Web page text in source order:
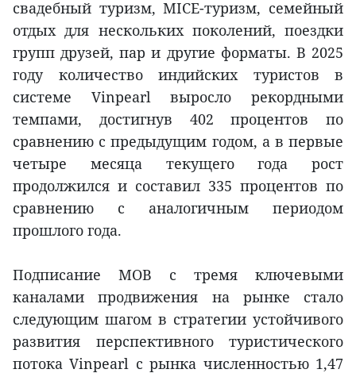
свадебный туризм, MICE-туризм, семейный
отдых для нескольких поколений, поездки
групп друзей, пар и другие форматы. В 2025
году количество индийских туристов в
системе Vinpearl выросло рекордными
темпами, достигнув 402 процентов по
сравнению с предыдущим годом, а в первые
четыре месяца текущего года рост
продолжился и составил 335 процентов по
сравнению с аналогичным периодом
прошлого года.
Подписание МОВ с тремя ключевыми
каналами продвижения на рынке стало
следующим шагом в стратегии устойчивого
развития перспективного туристического
потока Vinpearl с рынка численностью 1,47